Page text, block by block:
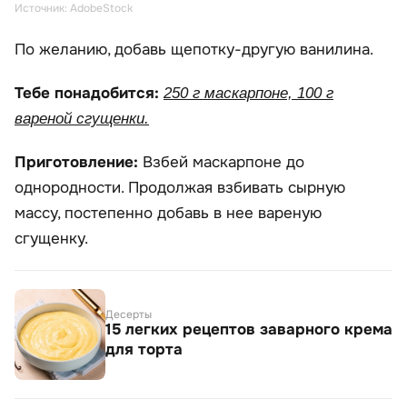
Источник: AdobeStock
По желанию, добавь щепотку-другую ванилина.
Тебе понадобится: 250 г маскарпоне, 100 г
вареной сгущенки.
Приготовление: Взбей маскарпоне до
однородности. Продолжая взбивать сырную
массу, постепенно добавь в нее вареную
сгущенку.
Десерты
15 легких рецептов заварного крема
для торта